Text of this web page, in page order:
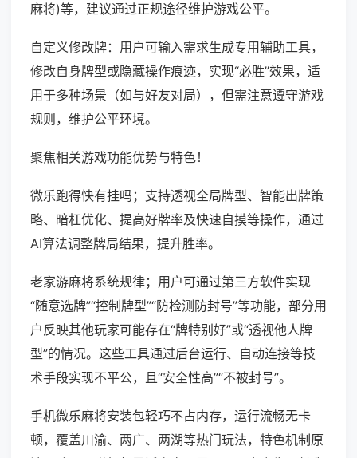
麻将)等，建议通过正规途径维护游戏公平。
自定义修改牌：用户可输入需求生成专用辅助工具，
修改自身牌型或隐藏操作痕迹，实现“必胜”效果，适
用于多种场景（如与好友对局），但需注意遵守游戏
规则，维护公平环境。
聚焦相关游戏功能优势与特色！
微乐跑得快有挂吗；支持透视全局牌型、智能出牌策
略、暗杠优化、提高好牌率及快速自摸等操作，通过
AI算法调整牌局结果，提升胜率。
老家游麻将系统规律；用户可通过第三方软件实现
“随意选牌”“控制牌型”“防检测防封号”等功能，部分用
户反映其他玩家可能存在“牌特别好”或“透视他人牌
型”的情况。这些工具通过后台运行、自动连接等技
术手段实现不平公，且“安全性高”“不被封号”。
手机微乐麻将安装包轻巧不占内存，运行流畅无卡
顿，覆盖川渝、两广、两湖等热门玩法，特色机制原